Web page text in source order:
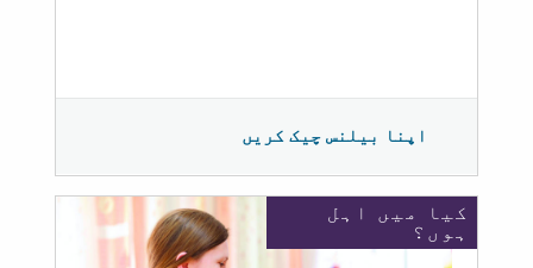
اپنا بیلنس چیک کریں
کیا میں اہل
ہوں؟